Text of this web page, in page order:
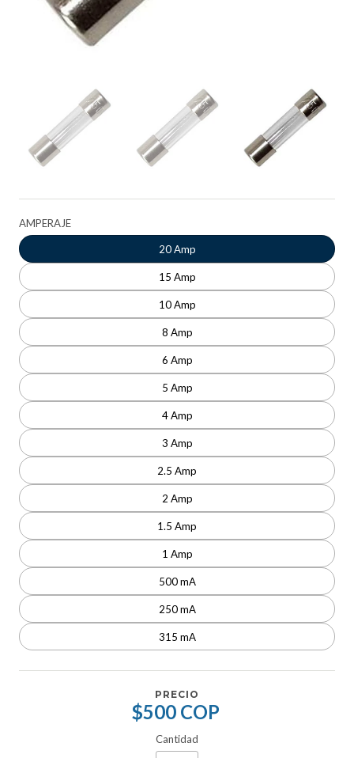
AMPERAJE
20 Amp
15 Amp
10 Amp
8 Amp
6 Amp
5 Amp
4 Amp
3 Amp
2.5 Amp
2 Amp
1.5 Amp
1 Amp
500 mA
250 mA
315 mA
PRECIO
$500 COP
Cantidad